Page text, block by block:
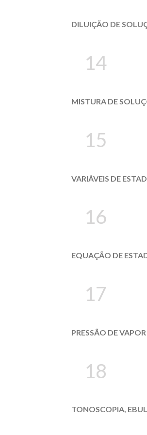
DILUIÇÃO DE
14
MISTURA DE
15
VARIÁVEIS DE
16
EQUAÇÃO DE
17
PRESSÃO DE
18
TONOSCOPIA,